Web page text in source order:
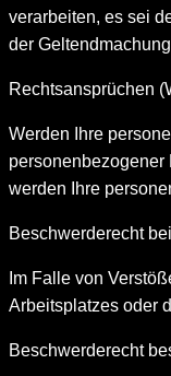
verarbeiten, es sei
der
Rechtsansprüchen
Werden Ihre
personenbezogener
werden Ihre
Beschwerderecht
Im Falle von
Arbeitsplatzes oder
Beschwerderecht